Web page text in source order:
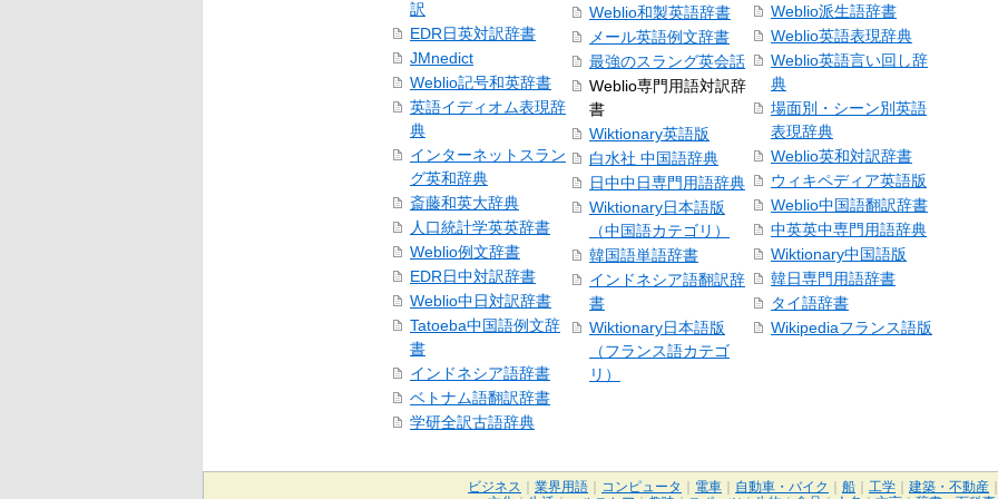
訳
EDR日英対訳辞書
JMnedict
Weblio記号和英辞書
英語イディオム表現辞
典
インターネットスラン
グ英和辞典
斎藤和英大辞典
人口統計学英英辞書
Weblio例文辞書
EDR日中対訳辞書
Weblio中日対訳辞書
Tatoeba中国語例文辞
書
インドネシア語辞書
ベトナム語翻訳辞書
学研全訳古語辞典
Weblio和製英語辞書
メール英語例文辞書
最強のスラング英会話
Weblio専門用語対訳辞
書
Wiktionary英語版
白水社 中国語辞典
日中中日専門用語辞典
Wiktionary日本語版
（中国語カテゴリ）
韓国語単語辞書
インドネシア語翻訳辞
書
Wiktionary日本語版
（フランス語カテゴ
リ）
Weblio派生語辞書
Weblio英語表現辞典
Weblio英語言い回し辞
典
場面別・シーン別英語
表現辞典
Weblio英和対訳辞書
ウィキペディア英語版
Weblio中国語翻訳辞書
中英英中専門用語辞典
Wiktionary中国語版
韓日専門用語辞書
タイ語辞書
Wikipediaフランス語版
ビジネス 業界用語 コンピュータ 電車 自動車・バイク 船 工学 建築・不動産